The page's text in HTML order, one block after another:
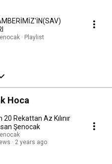
· Playlist
Hoca
20 Rekattan Az Kılınır
Şenocak
2 years ago